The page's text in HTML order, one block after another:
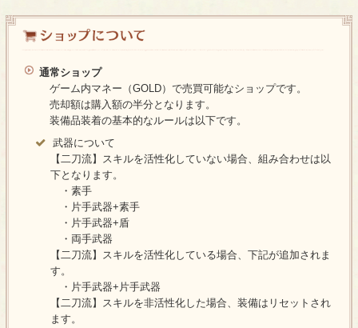
通常ショップ
ゲーム内マネー（GOLD）で売買可能なショップです。
売却額は購入額の半分となります。
装備品装着の基本的なルールは以下です。
武器について
【二刀流】スキルを活性化していない場合、組み合わせは以
下となります。
・素手
・片手武器+素手
・片手武器+盾
・両手武器
【二刀流】スキルを活性化している場合、下記が追加されま
す。
・片手武器+片手武器
【二刀流】スキルを非活性化した場合、装備はリセットされ
ます。